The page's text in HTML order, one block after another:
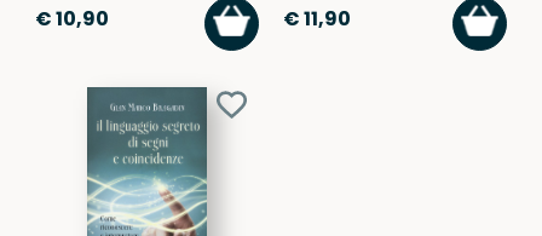
€ 10,90
AGGIUNGI
AL
CARRELLO
€ 11,90
AL
Aggiungi